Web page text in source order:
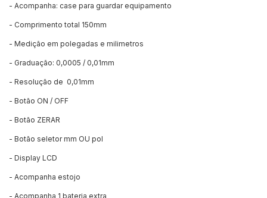
- Acompanha: case para guardar equipamento
- Comprimento total 150mm
- Medição em polegadas e milimetros
- Graduação: 0,0005 / 0,01mm
- Resolução de 0,01mm
- Botão ON / OFF
- Botão ZERAR
- Botão seletor mm OU pol
- Display LCD
- Acompanha estojo
- Acompanha 1 bateria extra